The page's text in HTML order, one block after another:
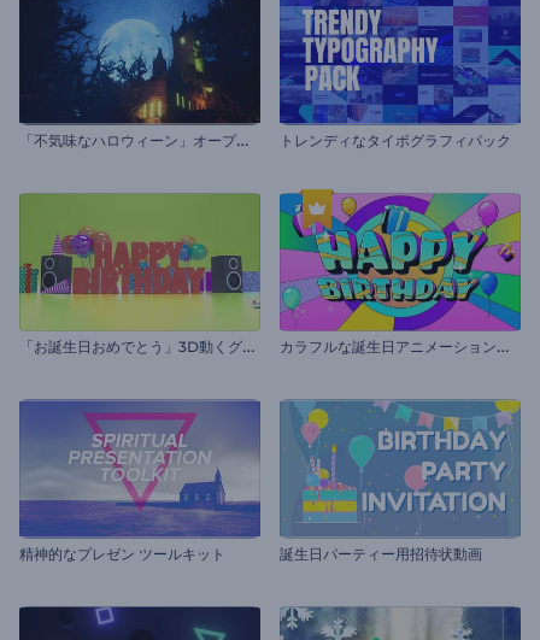
「
不気味なハロウィーン」オープニング動画 トレンディなタイポグラフィパック
「
お誕生日おめでとう」3D動くグリーティングカード カ
ラフルな誕生日アニメーションパック
精神的なプレゼン ツールキット 誕生日パーティー用招待状動画